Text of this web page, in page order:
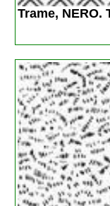
Trame, NERO.